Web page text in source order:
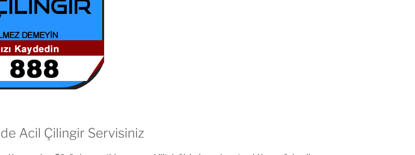
Acil Çilingir Servisiniz